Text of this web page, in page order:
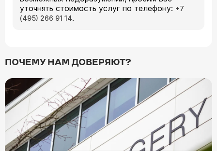
уточнять стоимость услуг по телефону: +7
(495) 266 91 14.
ПОЧЕМУ НАМ ДОВЕРЯЮТ?